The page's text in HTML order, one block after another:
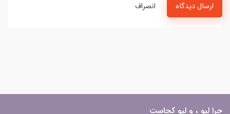
ارسال دیدگاه انصراف
چرا لیو ، و لیو کجاست